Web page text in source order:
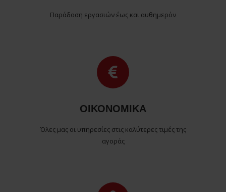
Παράδοση εργασιών έως και αυθημερόν
ΟΙΚΟΝΟΜΙΚΑ
Όλες μας οι υπηρεσίες στις καλύτερες τιμές της
αγοράς